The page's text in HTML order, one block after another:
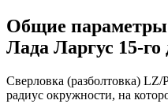
Общие параметры
Лада Ларгус 15-го
Сверловка (разболтовка)
радиус окружности, на